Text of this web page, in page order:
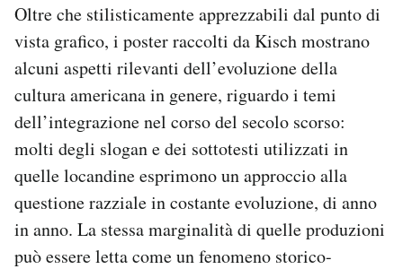
Oltre che stilisticamente apprezzabili dal punto di
vista grafico, i poster raccolti da Kisch mostrano
alcuni aspetti rilevanti dell’evoluzione della
cultura americana in genere, riguardo i temi
dell’integrazione nel corso del secolo scorso:
molti degli slogan e dei sottotesti utilizzati in
quelle locandine esprimono un approccio alla
questione razziale in costante evoluzione, di anno
in anno. La stessa marginalità di quelle produzioni
può essere letta come un fenomeno storico-